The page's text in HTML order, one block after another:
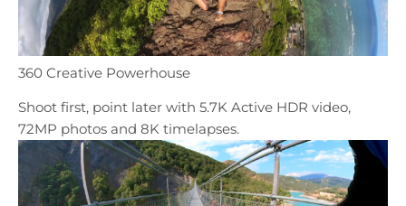
360 Creative Powerhouse
Shoot first, point later with 5.7K Active HDR video,
72MP photos and 8K timelapses.